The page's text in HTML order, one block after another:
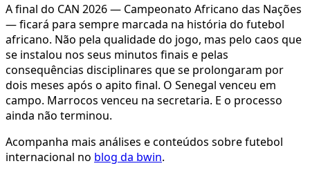
A final do CAN 2026 — Campeonato Africano das Nações
— ficará para sempre marcada na história do futebol
africano. Não pela qualidade do jogo, mas pelo caos que
se instalou nos seus minutos finais e pelas
consequências disciplinares que se prolongaram por
dois meses após o apito final. O Senegal venceu em
campo. Marrocos venceu na secretaria. E o processo
ainda não terminou.
Acompanha mais análises e conteúdos sobre futebol
internacional no blog da bwin.